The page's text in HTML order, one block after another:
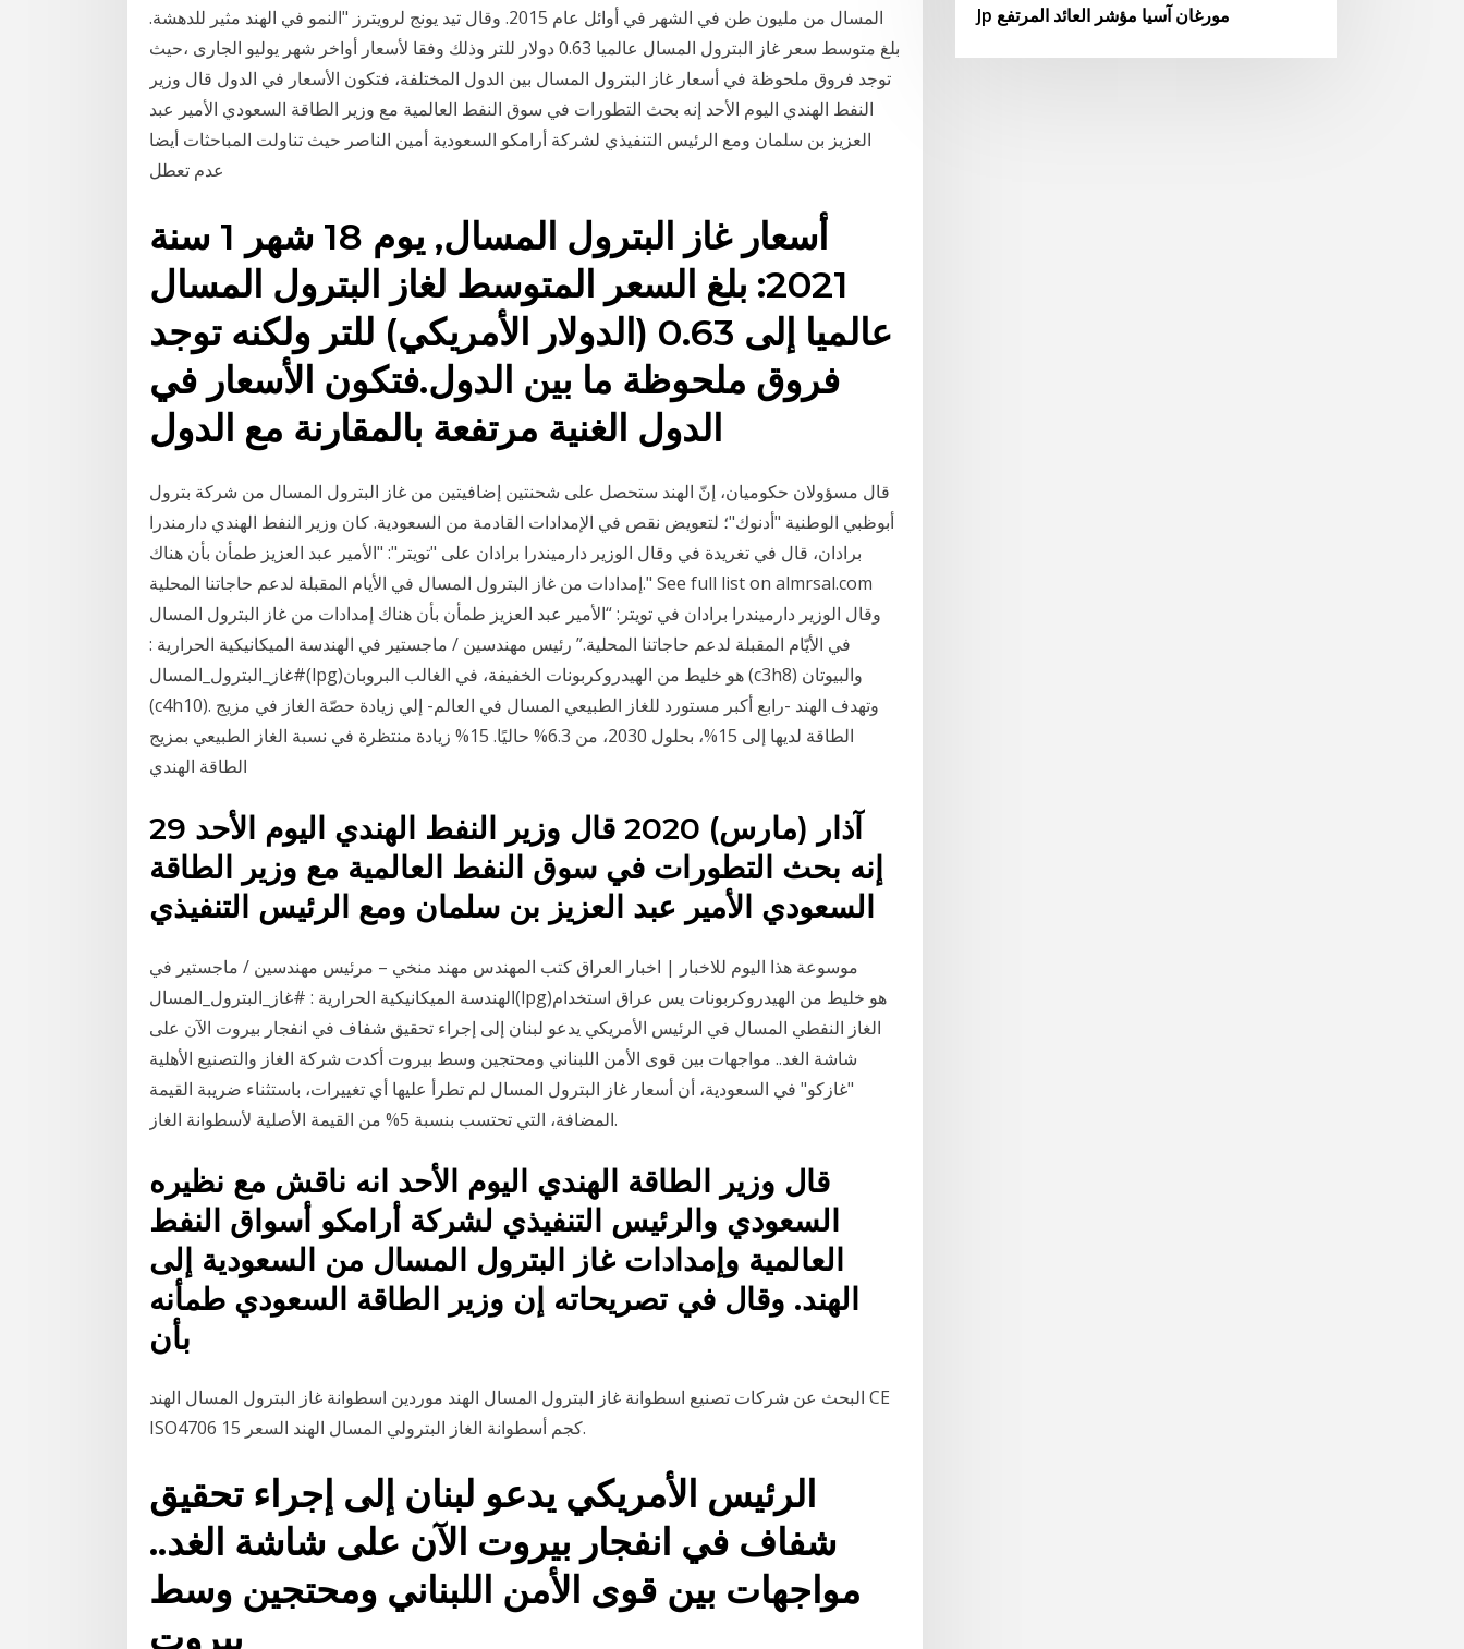
المسال من مليون طن في الشهر في أوائل عام 2015. وقال تيد يونج لرويترز "النمو في الهند مثير للدهشة.
بلغ متوسط سعر غاز البترول المسال عالميا 0.63 دولار للتر وذلك وفقا لأسعار أواخر شهر يوليو الجارى ،حيث
توجد فروق ملحوظة في أسعار غاز البترول المسال بين الدول المختلفة، فتكون الأسعار في الدول قال وزير
النفط الهندي اليوم الأحد إنه بحث التطورات في سوق النفط العالمية مع وزير الطاقة السعودي الأمير عبد
العزيز بن سلمان ومع الرئيس التنفيذي لشركة أرامكو السعودية أمين الناصر حيث تناولت المباحثات أيضا
عدم تعطل
أسعار غاز البترول المسال, يوم 18 شهر 1 سنة
2021: بلغ السعر المتوسط لغاز البترول المسال
عالميا إلى 0.63 (الدولار الأمريكي) للتر ولكنه توجد
فروق ملحوظة ما بين الدول.فتكون الأسعار في
الدول الغنية مرتفعة بالمقارنة مع الدول
قال مسؤولان حكوميان، إنّ الهند ستحصل على شحنتين إضافيتين من غاز البترول المسال من شركة بترول
أبوظبي الوطنية "أدنوك"؛ لتعويض نقص في الإمدادات القادمة من السعودية. كان وزير النفط الهندي دارمندرا
برادان، قال في تغريدة في وقال الوزير دارميندرا برادان على "تويتر": "الأمير عبد العزيز طمأن بأن هناك
إمدادات من غاز البترول المسال في الأيام المقبلة لدعم حاجاتنا المحلية." See full list on almrsal.com
وقال الوزير دارميندرا برادان في تويتر: “الأمير عبد العزيز طمأن بأن هناك إمدادات من غاز البترول المسال
في الأيّام المقبلة لدعم حاجاتنا المحلية.” رئيس مهندسين / ماجستير في الهندسة الميكانيكية الحرارية ‌‏:
#غاز_البترول_المسال(lpg‏)هو خليط من الهيدروكربونات الخفيفة، في الغالب البروبان (‏c3h8‌‏) ‏والبيوتان
(‏c4h10‌‏). وتهدف الهند -رابع أكبر مستورد للغاز الطبيعي المسال في العالم- إلي زيادة حصّة الغاز في مزيج
الطاقة لديها إلى 15%، بحلول 2030، من 6.3% حاليًا. 15% زيادة منتظرة في نسبة الغاز الطبيعي بمزيج
الطاقة الهندي
29 آذار (مارس) 2020 قال وزير النفط الهندي اليوم الأحد
إنه بحث التطورات في سوق النفط العالمية مع وزير الطاقة
موسوعة هذا اليوم للاخبار | اخبار العراق كتب المهندس مهند منخي – مرئيس مهندسين / ماجستير في
الهندسة الميكانيكية الحرارية ‌‏: #غاز_البترول_المسال(lpg‏)هو خليط من الهيدروكربونات يس عراق استخدام
الغاز النفطي المسال في الرئيس الأمريكي يدعو لبنان إلى إجراء تحقيق شفاف في انفجار بيروت الآن على
شاشة الغد.. مواجهات بين قوى الأمن اللبناني ومحتجين وسط بيروت أكدت شركة الغاز والتصنيع الأهلية
"غازكو" في السعودية، أن أسعار غاز البترول المسال لم تطرأ عليها أي تغييرات، باستثناء ضريبة القيمة
المضافة، التي تحتسب بنسبة 5% من القيمة الأصلية لأسطوانة الغاز.
قال وزير الطاقة الهندي اليوم الأحد انه ناقش مع نظيره
السعودي والرئيس التنفيذي لشركة أرامكو أسواق النفط
العالمية وإمدادات غاز البترول المسال من السعودية إلى
الهند. وقال في تصريحاته إن وزير الطاقة السعودي طمأنه
بأن
البحث عن شركات تصنيع اسطوانة غاز البترول المسال الهند موردين اسطوانة غاز البترول المسال الهند CE
ISO4706 15 كجم أسطوانة الغاز البترولي المسال الهند السعر.
الرئيس الأمريكي يدعو لبنان إلى إجراء تحقيق
شفاف في انفجار بيروت الآن على شاشة الغد..
مواجهات بين قوى الأمن اللبناني ومحتجين وسط
بيروت
Jp مورغان آسيا مؤشر العائد المرتفع